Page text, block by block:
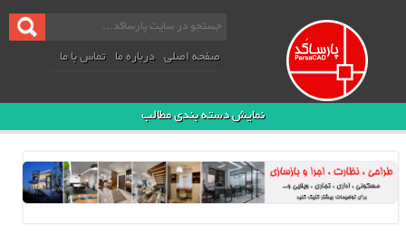
صفحه اصلی درباره ما تماس با ما
نمایش دسته بندی مطالب